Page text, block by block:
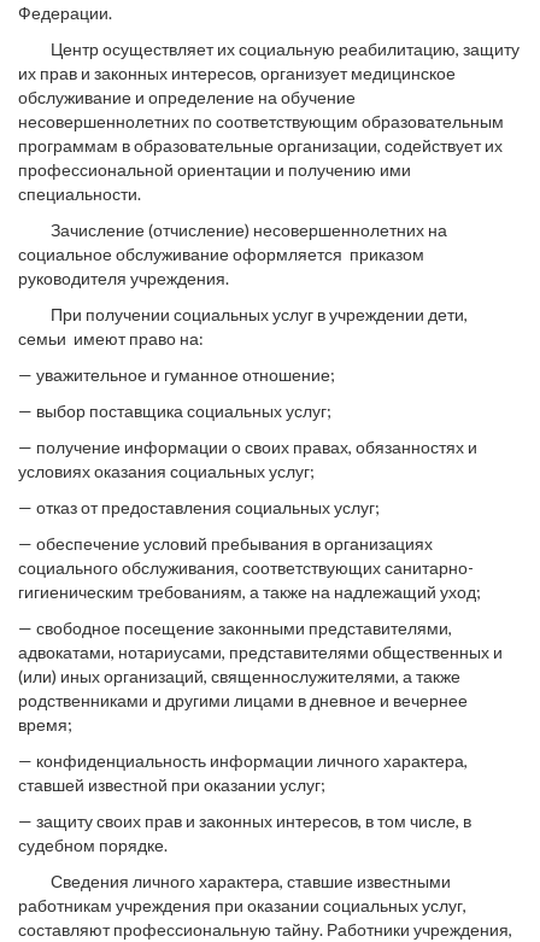
Федерации.
Центр осуществляет их социальную реабилитацию, защиту
их прав и законных интересов, организует медицинское
обслуживание и определение на обучение
несовершеннолетних по соответствующим образовательным
программам в образовательные организации, содействует их
профессиональной ориентации и получению ими
специальности.
Зачисление (отчисление) несовершеннолетних на
социальное обслуживание оформляется приказом
руководителя учреждения.
При получении социальных услуг в учреждении дети,
семьи имеют право на:
— уважительное и гуманное отношение;
— выбор поставщика социальных услуг;
— получение информации о своих правах, обязанностях и
условиях оказания социальных услуг;
— отказ от предоставления социальных услуг;
— обеспечение условий пребывания в организациях
социального обслуживания, соответствующих санитарно-
гигиеническим требованиям, а также на надлежащий уход;
— свободное посещение законными представителями,
адвокатами, нотариусами, представителями общественных и
(или) иных организаций, священнослужителями, а также
родственниками и другими лицами в дневное и вечернее
время;
— конфиденциальность информации личного характера,
ставшей известной при оказании услуг;
— защиту своих прав и законных интересов, в том числе, в
судебном порядке.
Сведения личного характера, ставшие известными
работникам учреждения при оказании социальных услуг,
составляют профессиональную тайну. Работники учреждения,